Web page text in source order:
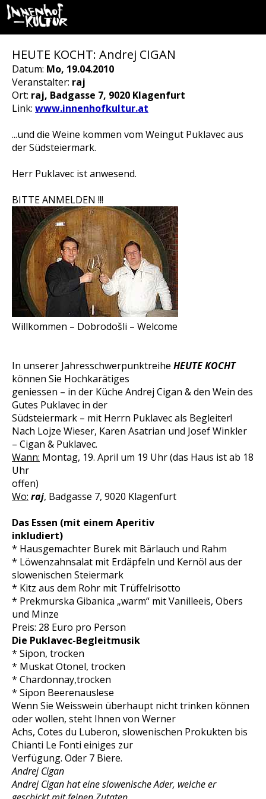
HEUTE KOCHT: Andrej CIGAN
Datum: Mo, 19.04.2010
Veranstalter: raj
Ort: raj, Badgasse 7, 9020 Klagenfurt
Link: www.innenhofkultur.at
...und die Weine kommen vom Weingut Puklavec aus
der Südsteiermark.
Herr Puklavec ist anwesend.
BITTE ANMELDEN !!!
Willkommen – Dobrodošli – Welcome
In unserer Jahresschwerpunktreihe HEUTE KOCHT
können Sie Hochkarätiges
geniessen – in der Küche Andrej Cigan & den Wein des
Gutes Puklavec in der
Südsteiermark – mit Herrn Puklavec als Begleiter!
Nach Lojze Wieser, Karen Asatrian und Josef Winkler
– Cigan & Puklavec.
Wann: Montag, 19. April um 19 Uhr (das Haus ist ab 18
Uhr
offen)
Wo: raj, Badgasse 7, 9020 Klagenfurt
Das Essen (mit einem Aperitiv
inkludiert)
* Hausgemachter Burek mit Bärlauch und Rahm
* Löwenzahnsalat mit Erdäpfeln und Kernöl aus der
slowenischen Steiermark
* Kitz aus dem Rohr mit Trüffelrisotto
* Prekmurska Gibanica „warm“ mit Vanilleeis, Obers
und Minze
Preis: 28 Euro pro Person
Die Puklavec-Begleitmusik
* Sipon, trocken
* Muskat Otonel, trocken
* Chardonnay,trocken
* Sipon Beerenauslese
Wenn Sie Weisswein überhaupt nicht trinken können
oder wollen, steht Ihnen von Werner
Achs, Cotes du Luberon, slowenischen Prokukten bis
Chianti Le Fonti einiges zur
Verfügung. Oder 7 Biere.
Andrej Cigan
Andrej Cigan hat eine slowenische Ader, welche er